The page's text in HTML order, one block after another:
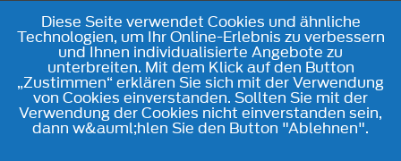
Diese Seite verwendet Cookies und ähnliche
Technologien, um Ihr Online-Erlebnis zu verbessern
und Ihnen individualisierte Angebote zu
unterbreiten. Mit dem Klick auf den Button
„Zustimmen“ erklären Sie sich mit der Verwendung
von Cookies einverstanden. Sollten Sie mit der
Verwendung der Cookies nicht einverstanden sein,
dann w&auml;hlen Sie den Button "Ablehnen".